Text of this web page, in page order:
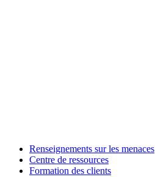
Renseignements sur les menaces
Centre de ressources
Formation des clients